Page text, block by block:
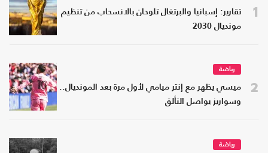
1
تقارير: إسبانيا والبرتغال تلوحان بالانسحاب من تنظيم
مونديال 2030
2
رياضة
ميسي يظهر مع إنتر ميامي لأول مرة بعد المونديال..
وسواريز يواصل التألق
رياضة